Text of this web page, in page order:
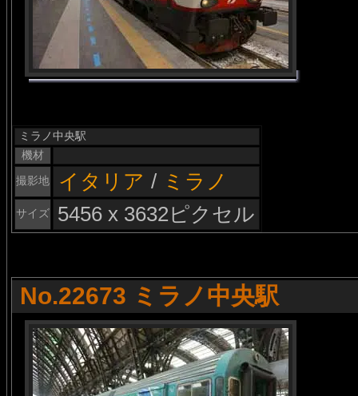
ミラノ中央駅
機材
撮影地
イタリア / ミラノ
サイズ 5456 x 3632ピクセル
No.22673 ミラノ中央駅